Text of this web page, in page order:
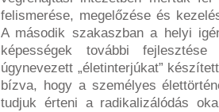
felismerése, megelőzése és
A második szakaszban a helyi
képességek további
úgynevezett „életinterjúkat”
bízva, hogy a személyes
tudjuk érteni a radikalizálódás